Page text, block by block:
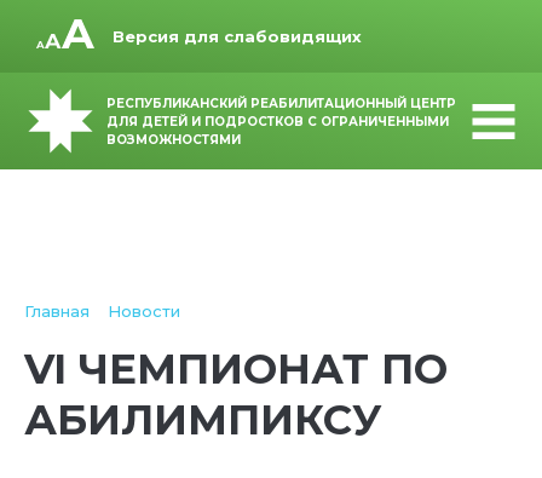
Версия для слабовидящих
РЕСПУБЛИКАНСКИЙ РЕАБИЛИТАЦИОННЫЙ ЦЕНТР
ДЛЯ ДЕТЕЙ И ПОДРОСТКОВ С ОГРАНИЧЕННЫМИ
ВОЗМОЖНОСТЯМИ
Главная Новости
VI ЧЕМПИОНАТ ПО
АБИЛИМПИКСУ